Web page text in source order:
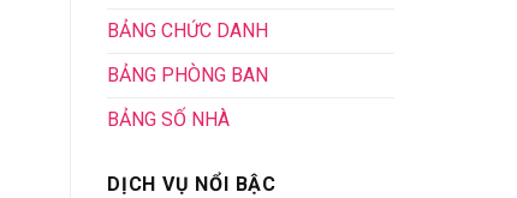
BẢNG CHỨC DANH
BẢNG PHÒNG BAN
BẢNG SỐ NHÀ
DỊCH VỤ NỔI BẬC